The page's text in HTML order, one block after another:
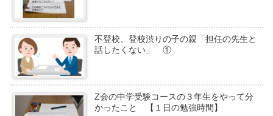
不登校、登校渋りの子の親「担任の先生と
話したくない」 ①
Z会の中学受験コースの３年生をやって分
かったこと 【１日の勉強時間】